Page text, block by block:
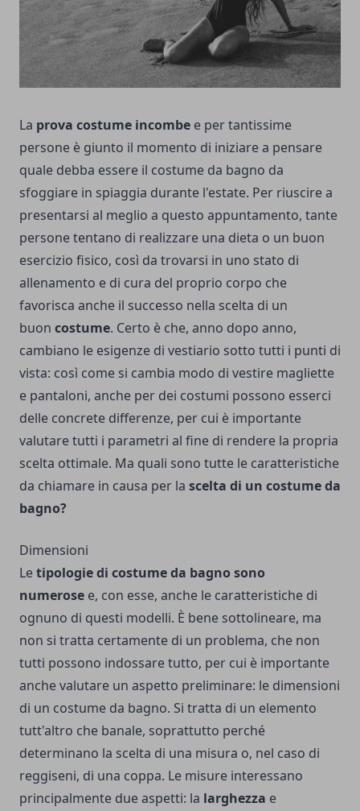
La prova costume incombe e per tantissime
persone è giunto il momento di iniziare a pensare
quale debba essere il costume da bagno da
sfoggiare in spiaggia durante l'estate. Per riuscire a
presentarsi al meglio a questo appuntamento, tante
persone tentano di realizzare una dieta o un buon
esercizio fisico, così da trovarsi in uno stato di
allenamento e di cura del proprio corpo che
favorisca anche il successo nella scelta di un
buon costume. Certo è che, anno dopo anno,
cambiano le esigenze di vestiario sotto tutti i punti di
vista: così come si cambia modo di vestire magliette
e pantaloni, anche per dei costumi possono esserci
delle concrete differenze, per cui è importante
valutare tutti i parametri al fine di rendere la propria
scelta ottimale. Ma quali sono tutte le caratteristiche
da chiamare in causa per la scelta di un costume da
bagno?
Dimensioni
Letipologie di costume da bagno sono
numerose e, con esse, anche le caratteristiche di
ognuno di questi modelli. È bene sottolineare, ma
non si tratta certamente di un problema, che non
tutti possono indossare tutto, per cui è importante
anche valutare un aspetto preliminare: le dimensioni
di un costume da bagno. Si tratta di un elemento
tutt'altro che banale, soprattutto perché
determinano la scelta di una misura o, nel caso di
reggiseni, di una coppa. Le misure interessano
principalmente due aspetti: la larghezza e